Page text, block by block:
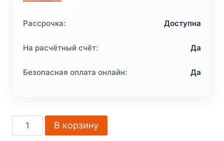
Рассрочка: Доступна
На расчётный счёт: Да
Безопасная оплата онлайн: Да
Количество
товара
В корзину